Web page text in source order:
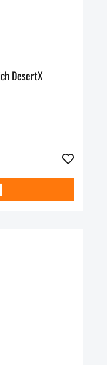
DesertX